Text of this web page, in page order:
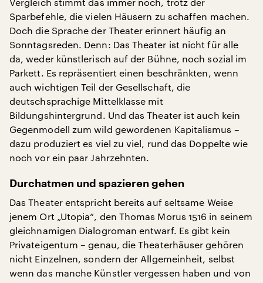
Sparbefehle, die vielen Häusern zu schaffen machen.
Doch die Sprache der Theater erinnert häufig an
Sonntagsreden. Denn: Das Theater ist nicht für alle
da, weder künstlerisch auf der Bühne, noch sozial im
Parkett. Es repräsentiert einen beschränkten, wenn
auch wichtigen Teil der Gesellschaft, die
deutschsprachige Mittelklasse mit
Bildungshintergrund. Und das Theater ist auch kein
Gegenmodell zum wild gewordenen Kapitalismus –
dazu produziert es viel zu viel, rund das Doppelte wie
noch vor ein paar Jahrzehnten.
Durchatmen und spazieren gehen
Das Theater entspricht bereits auf seltsame Weise
jenem Ort „Utopia“, den Thomas Morus 1516 in seinem
gleichnamigen Dialogroman entwarf. Es gibt kein
Privateigentum – genau, die Theaterhäuser gehören
nicht Einzelnen, sondern der Allgemeinheit, selbst
wenn das manche Künstler vergessen haben und von